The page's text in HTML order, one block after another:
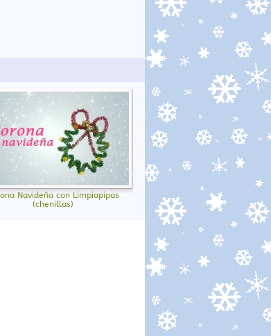
Navideña con Limpiapipas
(chenillas)